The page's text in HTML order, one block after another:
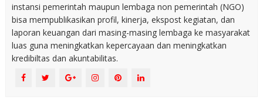
instansi pemerintah maupun lembaga non pemerintah (NGO)
bisa mempublikasikan profil, kinerja, ekspost kegiatan, dan
laporan keuangan dari masing-masing lembaga ke masyarakat
luas guna meningkatkan kepercayaan dan meningkatkan
kredibiltas dan akuntabilitas.